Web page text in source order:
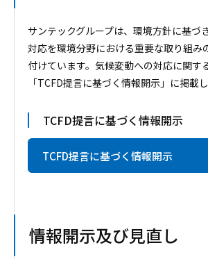
サンテックグループは、環境方針に基づ
対応を環境分野における重要な取り組み
付けています。気候変動への対応に関す
「TCFD提言に基づく情報開示」に掲載し
TCFD提言に基づく情報開示
TCFD提言に基づく情報開示
情報開示及び見直し